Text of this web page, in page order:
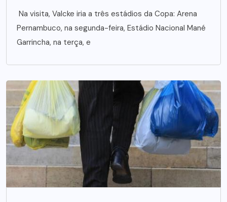
Na visita, Valcke iria a três estádios da Copa: Arena
Pernambuco, na segunda-feira, Estádio Nacional Mané
Garrincha, na terça, e